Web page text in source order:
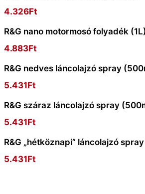
4.326Ft
R&G nano motormosó folyadék (1L)
4.883Ft
R&G nedves láncolajzó spray
5.431Ft
R&G száraz láncolajzó spray
5.431Ft
R&G „hétköznapi” láncolajzó
5.431Ft